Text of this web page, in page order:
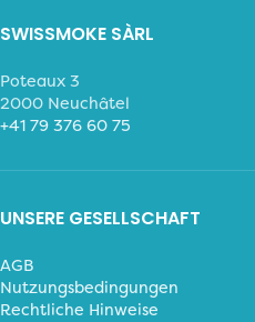
SWISSMOKE SÀRL
Poteaux 3
2000 Neuchâtel
+41 79 376 60 75
UNSERE GESELLSCHAFT
AGB
Nutzungsbedingungen
Rechtliche Hinweise